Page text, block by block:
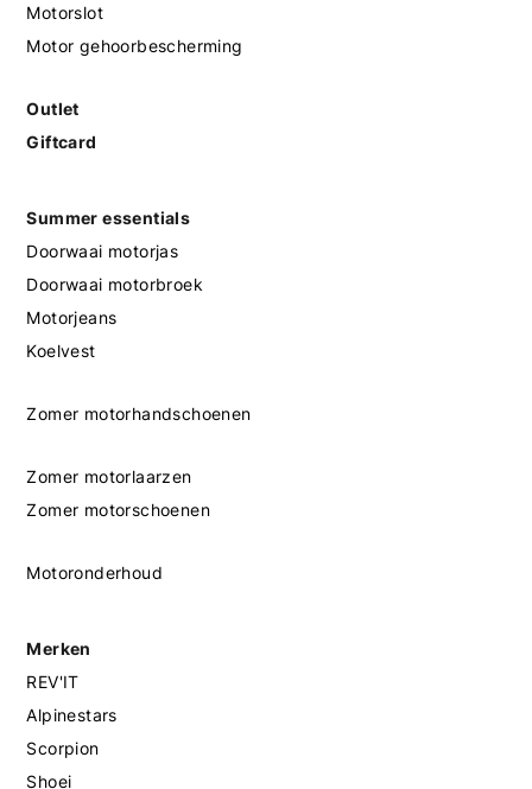
Motorslot
Motor gehoorbescherming
Outlet
Giftcard
Summer essentials
Doorwaai motorjas
Doorwaai motorbroek
Motorjeans
Koelvest
Zomer motorhandschoenen
Zomer motorlaarzen
Zomer motorschoenen
Motoronderhoud
Merken
REV'IT
Alpinestars
Scorpion
Shoei